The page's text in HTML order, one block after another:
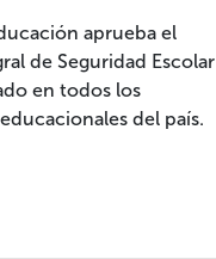
aprueba el
de Seguridad Escolar
en todos los
del país.